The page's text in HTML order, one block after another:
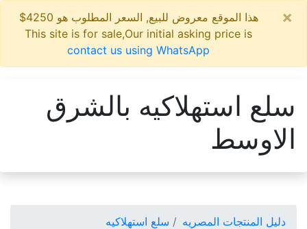
هذا الموقع معروض للبيع, السعر المطلوب هو 4250$
This site is for sale,Our initial asking price is
contact us using WhatsApp
سلع استهلاكيه بالشرق
الاوسط
دليل المنتجات المصريه
سلع استهلاكيه